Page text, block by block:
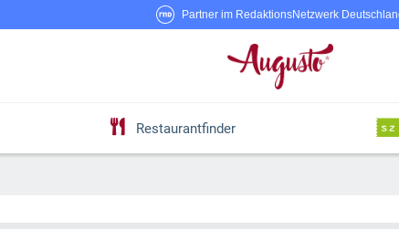
Partner im RedaktionsNetzwerk
Restaurantfinder